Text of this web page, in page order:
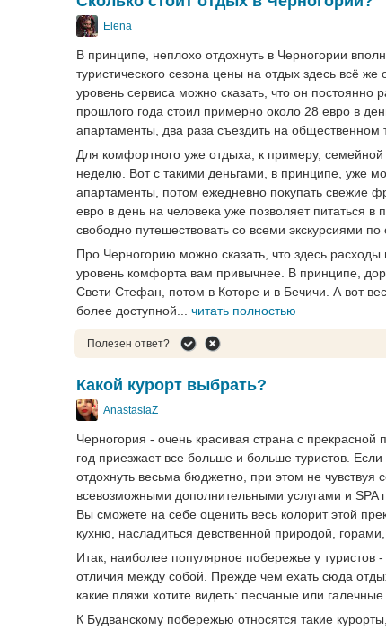
Elena
В принципе, неплохо отдохнуть в Черногории
туристического сезона цены на отдых здесь всё
уровень сервиса можно сказать, что он постоянно
прошлого года стоил примерно около 28 евро в
апартаменты, два раза съездить на общественном
Для комфортного уже отдыха, к примеру,
неделю. Вот с такими деньгами, в принципе, уже
апартаменты, потом ежедневно покупать свежие
евро в день на человека уже позволяет питаться
свободно путешествовать со всеми экскурсиями
Про Черногорию можно сказать, что здесь расходы
уровень комфорта вам привычнее. В принципе,
Свети Стефан, потом в Которе и в Бечичи. А вот
более доступной... читать полностью
Полезен ответ?
Какой курорт выбрать?
AnastasiaZ
Черногория - очень красивая страна с
год приезжает все больше и больше туристов.
отдохнуть весьма бюджетно, при этом не
всевозможными дополнительными услугами и
Вы сможете на себе оценить весь колорит этой
кухню, насладиться девственной природой,
Итак, наиболее популярное побережье у
отличия между собой. Прежде чем ехать сюда
какие пляжи хотите видеть: песчаные или
К Будванскому побережью относятся такие